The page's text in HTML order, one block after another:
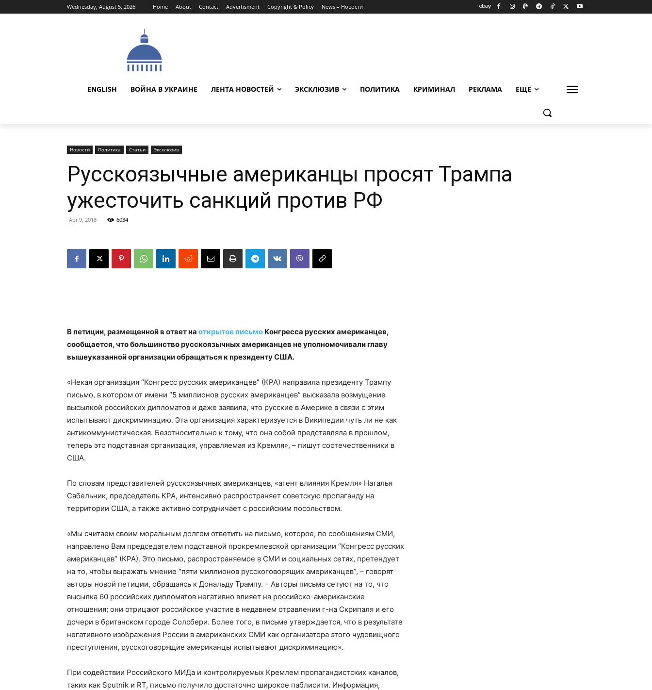
Wednesday, August 5, 2026 Home About Contact Advertisment Copyright & Policy News – Новости
ENGLISH ВОЙНА В УКРАИНЕ ЛЕНТА НОВОСТЕЙ ЭКСКЛЮЗИВ ПОЛИТИКА КРИМИНАЛ РЕКЛАМА ЕЩЕ
Новости Политика Статьи Эксклюзив
Русскоязычные американцы просят Трампа
ужесточить санкций против РФ
Apr 9, 2018 6034
В петиции, размещенной в ответ на открытое письмо Конгресса русских американцев,
сообщается, что большинство русскоязычных американцев не уполномочивали главу
вышеуказанной организации обращаться к президенту США.
«Некая организация “Конгресс русских американцев” (КРА) направила президенту Трампу
письмо, в котором от имени “5 миллионов русских американцев” высказала возмущение
высылкой российских дипломатов и даже заявила, что русские в Америке в связи с этим
испытывают дискриминацию. Эта организация характеризуется в Википедии чуть ли не как
антикоммунистическая. Безотносительно к тому, что она собой представляла в прошлом,
теперь это подставная организация, управляемая из Кремля», – пишут соотечественники в
США.
По словам представителей русскоязычных американцев, «агент влияния Кремля» Наталья
Сабельник, председатель КРА, интенсивно распространяет советскую пропаганду на
территории США, а также активно сотрудничает с российским посольством.
«Мы считаем своим моральным долгом ответить на письмо, которое, по сообщениям СМИ,
направлено Вам председателем подставной прокремлевской организации “Конгресс русских
американцев” (КРА). Это письмо, распространяемое в СМИ и социальных сетях, претендует
на то, чтобы выражать мнение “пяти миллионов русскоговорящих американцев”, – говорят
авторы новой петиции, обращаясь к Дональду Трампу. – Авторы письма сетуют на то, что
высылка 60 российских дипломатов негативно влияет на российско-американские
отношения; они отрицают российское участие в недавнем отравлении г-на Скрипаля и его
дочери в британском городе Солсбери. Более того, в письме утверждается, что в результате
негативного изображения России в американских СМИ как организатора этого чудовищного
преступления, русскоговорящие американцы испытывают дискриминацию».
При содействии Российского МИДа и контролируемых Кремлем пропагандистских каналов,
таких как Sputnik и RT, письмо получило достаточно широкое паблисити. Информация,